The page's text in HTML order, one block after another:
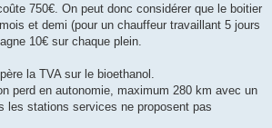
750€. On peut donc considérer que le boitier
et demi (pour un chauffeur travaillant 5 jours
10€ sur chaque plein.
la TVA sur le bioethanol.
perd en autonomie, maximum 280 km avec un
les stations services ne proposent pas